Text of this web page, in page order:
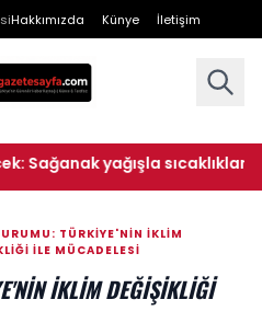
Hakkımızda Künye İletişim
yağışla sıcaklıklar
TÜRKIYE'NIN İKLIM
ILE MÜCADELESI
İKLIM DEĞIŞIKLIĞI